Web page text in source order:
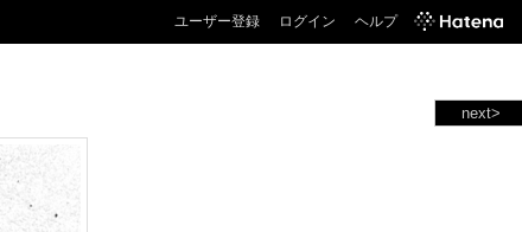
ユーザー登録 ログイン ヘルプ
next>